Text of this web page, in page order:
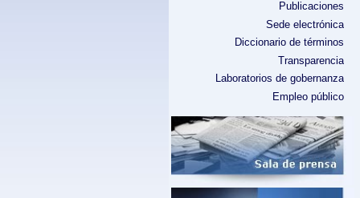
Publicaciones
Sede electrónica
Diccionario de términos
Transparencia
Laboratorios de gobernanza
Empleo público